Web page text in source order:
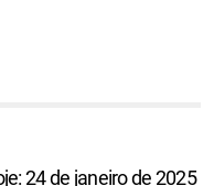
24 de janeiro de 2025